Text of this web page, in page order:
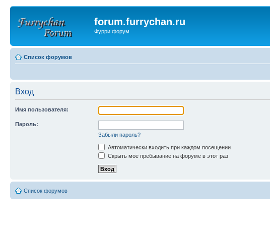
forum.furrychan.ru
Фурри форум
Список форумов
Вход
Имя пользователя:
Пароль:
Забыли пароль?
Автоматически входить при каждом посещении
Скрыть мое пребывание на форуме в этот раз
Список форумов